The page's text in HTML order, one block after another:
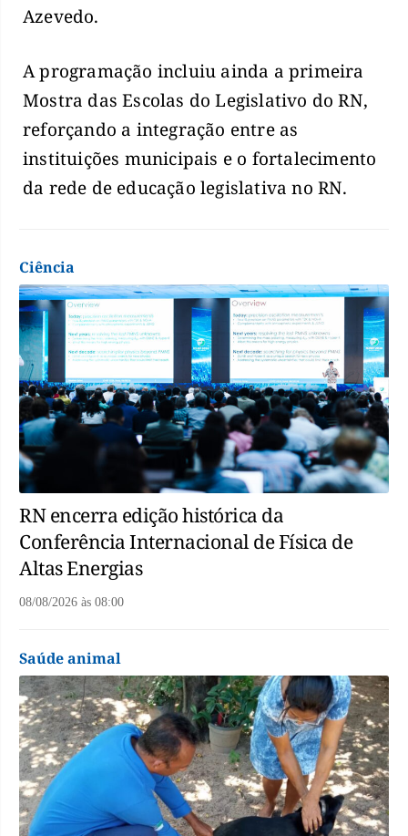
Azevedo.
A programação incluiu ainda a primeira
Mostra das Escolas do Legislativo do RN,
reforçando a integração entre as
instituições municipais e o fortalecimento
da rede de educação legislativa no RN.
Ciência
RN encerra edição histórica da
Conferência Internacional de Física de
Altas Energias
08/08/2026 às 08:00
Saúde animal